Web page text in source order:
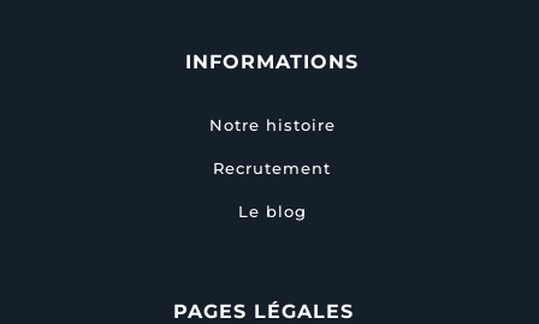
INFORMATIONS
Notre histoire
Recrutement
Le blog
PAGES LÉGALES